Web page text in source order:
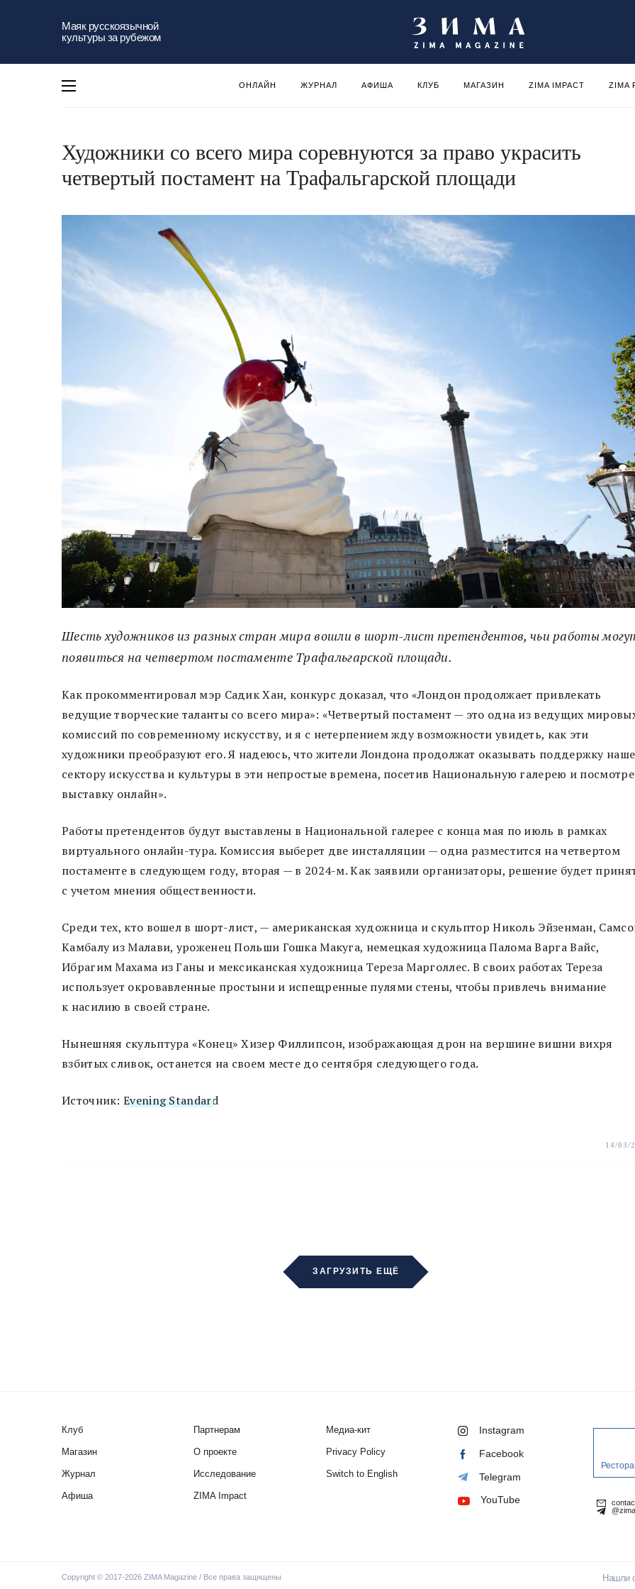
Маяк русскоязычной
культуры за рубежом
ОНЛАЙН ЖУРНАЛ АФИША КЛУБ МАГАЗИН ZIMA IMPACT ZIMA
Художники со всего мира соревнуются за право украсить
четвертый постамент на Трафальгарской площади
Шесть художников из разных стран мира вошли в шорт-лист претендентов, чьи работы
появиться на четвертом постаменте Трафальгарской площади.
Как прокомментировал мэр Садик Хан, конкурс доказал, что «Лондон продолжает привлекать
ведущие творческие таланты со всего мира»: «Четвертый постамент — это одна из ведущих
комиссий по современному искусству, и я с нетерпением жду возможности увидеть, как эти
художники преобразуют его. Я надеюсь, что жители Лондона продолжат оказывать поддержку
сектору искусства и культуры в эти непростые времена, посетив Национальную галерею и
выставку онлайн».
Работы претендентов будут выставлены в Национальной галерее с конца мая по июль в рамках
виртуального онлайн-тура. Комиссия выберет две инсталляции — одна разместится на четвертом
постаменте в следующем году, вторая — в 2024-м. Как заявили организаторы, решение будет
с учетом мнения общественности.
Среди тех, кто вошел в шорт-лист, — американская художница и скульптор Николь Эйзенман,
Камбалу из Малави, уроженец Польши Гошка Макуга, немецкая художница Палома Варга Вайс,
Ибрагим Махама из Ганы и мексиканская художница Тереза ​​Марголлес. В своих работах Тереза
использует окровавленные простыни и испещренные пулями стены, чтобы привлечь внимание
к насилию в своей стране.
Нынешняя скульптура «Конец» Хизер Филлипсон, изображающая дрон на вершине вишни вихря
взбитых сливок, останется на своем месте до сентября следующего года.
Источник: Evening Standard
14/03/
ЗАГРУЗИТЬ ЕЩЁ
Клуб
Магазин
Журнал
Афиша
Партнерам
О проекте
Исследование
ZIMA Impact
Медиа-кит
Privacy Policy
Switch to English
Instagram
Facebook
Telegram
YouTube
Copyright © 2017-2026 ZIMA Magazine / Все права защищены Нашли